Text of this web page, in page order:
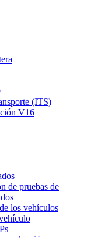
(ITS)
V16
de pruebas de
los vehículos